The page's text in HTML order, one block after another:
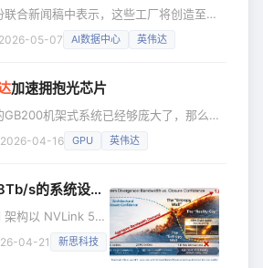
合新闻稿中表示，这些工厂将创造至少
将康宁在美国的光学制造能力提高10
伟达将获得认股权证，可以每股180美元
，但低于股价上涨后的价格。 此外，
2026-05-07 AI数据中心 英伟达
加速拥抱光芯片
机架式系统已经够庞大了，那么
刚刚开始。在上个月的GTC大会上，这
定。过去一个月，这家GPU巨头已向
和Lumentum等光学和互连技术公司投资
系统的广泛部署做好准备。 黄仁
2026-04-16 GPU 英伟达
狱：物理极限、现实鸿沟与 SEGA 框架的未来救赎
架构以 NVLink 5
宽推至
，AI 超算正式迈
04-21
新思科技